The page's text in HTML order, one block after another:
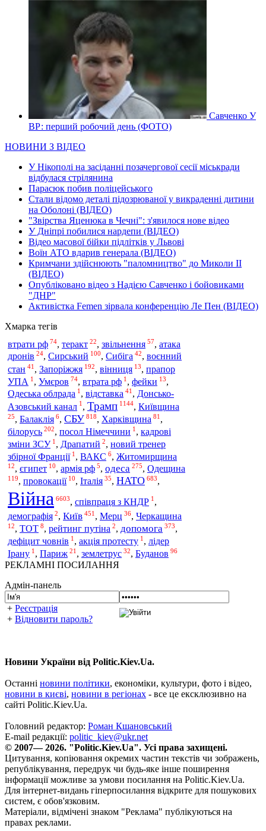
Савченко У
ВР: перший робочий день (ФОТО)
НОВИНИ З ВІДЕО
У Нікополі на засіданні позачергової сесії міськради
відбулася стрілянина
Парасюк побив поліцейського
Стали відомо деталі підозрюваної у викраденні дитини
на Оболоні (ВІДЕО)
"Звірства Яценюка в Чечні": з'явилося нове відео
У Дніпрі побилися нардепи (ВІДЕО)
Відео масової бійки підлітків у Львові
Воїн АТО вдарив генерала (ВІДЕО)
Кримчани здійснюють "паломництво" до Миколи ІІ
(ВІДЕО)
Опубліковано відео з Надією Савченко і бойовиками
"ДНР"
Активістка Femen зірвала конференцію Ле Пен (ВІДЕО)
Хмарка тегів
втрати рф 74, теракт 22, звільнення 57, атака
дронів 24, Сирський 100, Сибіга 42, воєнний
стан 41 , Запоріжжя 192, вінниця 13, прапор
УПА 1 , Умєров 74, втрата рф 1 , фейки 13,
Одеська облрада 1 , відставка 41 , Донсько-
Азовський канал 1 , Трамп 1144, Київщина
25, Балаклія 6, СБУ 818, Харківщина 81 ,
білорусь 202, посол Німеччини 1 , кадрові
зміни ЗСУ 1 , Драпатий 2, новий тренер
збірної Франції 1 , ВАКС 6, Житомирщина
12, єгипет 10, армія рф 5, одеса 275, Одещина
119, провокації 10, Італія 35, НАТО 683,
Війна 6603, співпраця з КНДР 1 ,
демографія 2, Київ 451 , Мерц 36, Черкащина
12, ТОТ 8, рейтинг путіна 2, допомога 373,
дефіцит човнів 1 , акція протесту 1 , лідер
Ірану 1 , Париж 21 , землетрус 32, Буданов 96
РЕКЛАМНІ ПОСИЛАННЯ
Адмін-панель
+ Реєстрація
+ Відновити пароль?
Новини України від Politic.Kiev.Ua.
Останні новини політики, економіки, культури, фото і відео,
новини в києві, новини в регіонах - все це ексклюзивно на
сайті Politic.Kiev.Ua.
Головний редактор: Роман Кшановський
E-mail редакції: politic_kiev@ukr.net
© 2007— 2026. "Politic.Kiev.Ua". Усі права захищені.
Цитування, копіювання окремих частин текстів чи зображень,
републікування, передрук чи будь-яке інше поширення
інформації можливе за умови посилання на Politic.Kiev.Ua.
Для інтернет-видань гіперпосилання відкрите для пошукових
систем, є обов'язковим.
Матеріали, відмічені знаком "Реклама" публікуються на
правах реклами.